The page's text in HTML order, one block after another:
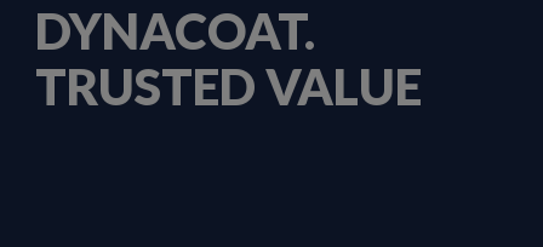
DYNACOAT.
TRUSTED VALUE